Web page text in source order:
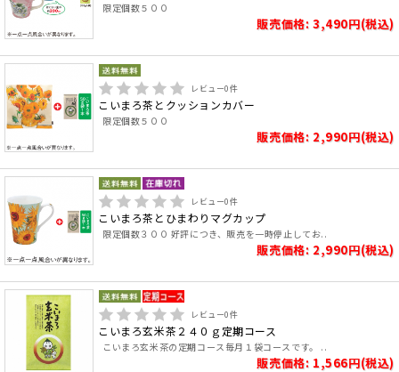
限定個数５００
販売価格: 3,490円(税込)
レビュー0件
こいまろ茶とクッションカバー
限定個数５００
販売価格: 2,990円(税込)
レビュー0件
こいまろ茶とひまわりマグカップ
限定個数３００ 好評につき、販売を一時停止してお..
販売価格: 2,990円(税込)
レビュー0件
こいまろ玄米茶２４０ｇ定期コース
こいまろ玄米茶の定期コース毎月１袋コースです。 ..
販売価格: 1,566円(税込)